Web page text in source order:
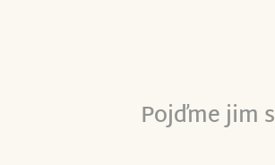
V Chersonu žijí lidi
dronů po rakety.
Pojďme jim